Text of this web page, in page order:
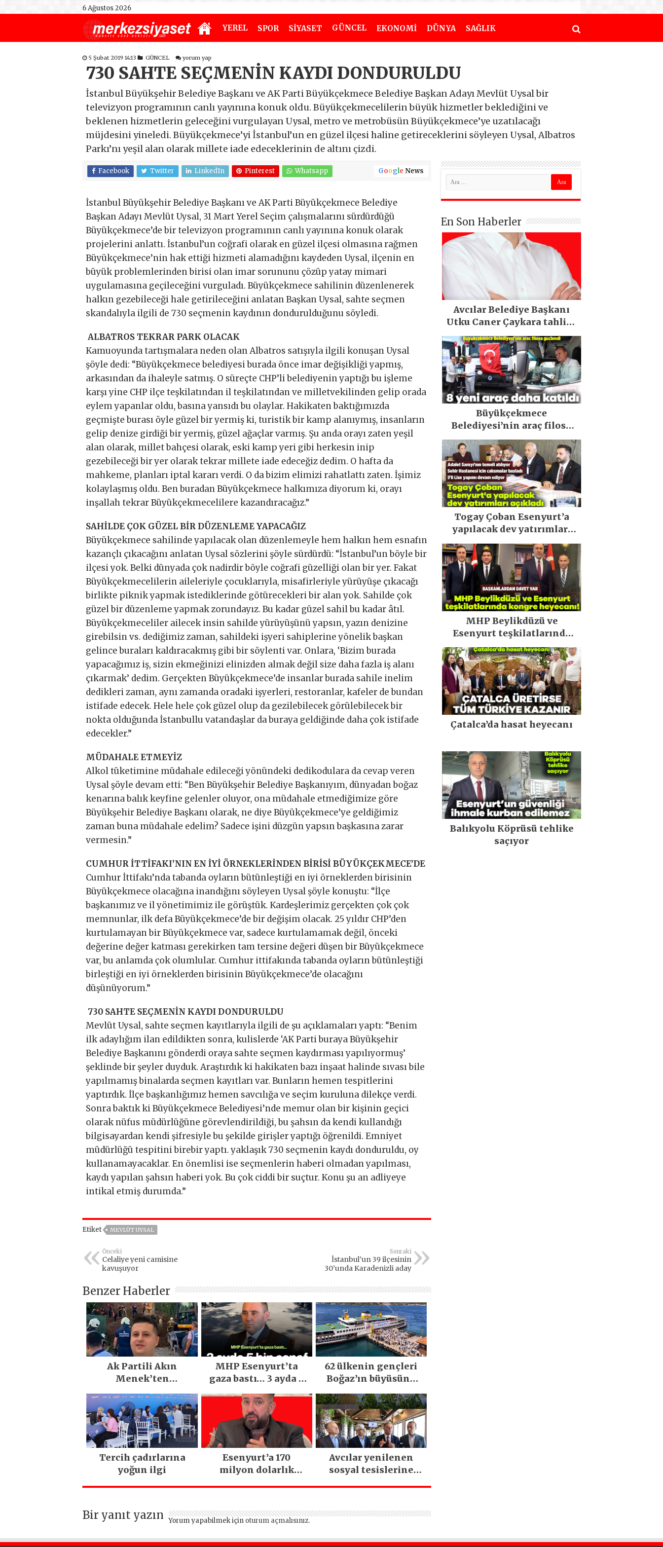
6 Ağustos 2026
YEREL SPOR SİYASET GÜNCEL EKONOMİ DÜNYA SAĞLIK
5 Şubat 2019 14:13 GÜNCEL yorum yap
730 SAHTE SEÇMENİN KAYDI DONDURULDU
İstanbul Büyükşehir Belediye Başkanı ve AK Parti Büyükçekmece Belediye Başkan Adayı Mevlüt Uysal bir
televizyon programının canlı yayınına konuk oldu. Büyükçekmecelilerin büyük hizmetler beklediğini ve
beklenen hizmetlerin geleceğini vurgulayan Uysal, metro ve metrobüsün Büyükçekmece’ye uzatılacağı
müjdesini yineledi. Büyükçekmece’yi İstanbul’un en güzel ilçesi haline getireceklerini söyleyen Uysal, Albatros
Parkı’nı yeşil alan olarak millete iade edeceklerinin de altını çizdi.
Facebook Twitter LinkedIn Pinterest Whatsapp Google News
İstanbul Büyükşehir Belediye Başkanı ve AK Parti Büyükçekmece Belediye
Başkan Adayı Mevlüt Uysal, 31 Mart Yerel Seçim çalışmalarını sürdürdüğü
Büyükçekmece’de bir televizyon programının canlı yayınına konuk olarak
projelerini anlattı. İstanbul’un coğrafi olarak en güzel ilçesi olmasına rağmen
Büyükçekmece’nin hak ettiği hizmeti alamadığını kaydeden Uysal, ilçenin en
büyük problemlerinden birisi olan imar sorununu çözüp yatay mimari
uygulamasına geçileceğini vurguladı. Büyükçekmece sahilinin düzenlenerek
halkın gezebileceği hale getirileceğini anlatan Başkan Uysal, sahte seçmen
skandalıyla ilgili de 730 seçmenin kaydının dondurulduğunu söyledi.
ALBATROS TEKRAR PARK OLACAK
Kamuoyunda tartışmalara neden olan Albatros satışıyla ilgili konuşan Uysal
şöyle dedi: “Büyükçekmece belediyesi burada önce imar değişikliği yapmış,
arkasından da ihaleyle satmış. O süreçte CHP’li belediyenin yaptığı bu işleme
karşı yine CHP ilçe teşkilatından il teşkilatından ve milletvekilinden gelip orada
eylem yapanlar oldu, basına yansıdı bu olaylar. Hakikaten baktığımızda
geçmişte burası öyle güzel bir yermiş ki, turistik bir kamp alanıymış, insanların
gelip denize girdiği bir yermiş, güzel ağaçlar varmış. Şu anda orayı zaten yeşil
alan olarak, millet bahçesi olarak, eski kamp yeri gibi herkesin inip
gezebileceği bir yer olarak tekrar millete iade edeceğiz dedim. O hafta da
mahkeme, planları iptal kararı verdi. O da bizim elimizi rahatlattı zaten. İşimiz
kolaylaşmış oldu. Ben buradan Büyükçekmece halkımıza diyorum ki, orayı
inşallah tekrar Büyükçekmecelilere kazandıracağız.”
SAHİLDE ÇOK GÜZEL BİR DÜZENLEME YAPACAĞIZ
Büyükçekmece sahilinde yapılacak olan düzenlemeyle hem halkın hem esnafın
kazançlı çıkacağını anlatan Uysal sözlerini şöyle sürdürdü: “İstanbul’un böyle bir
ilçesi yok. Belki dünyada çok nadirdir böyle coğrafi güzelliği olan bir yer. Fakat
Büyükçekmecelilerin aileleriyle çocuklarıyla, misafirleriyle yürüyüşe çıkacağı
birlikte piknik yapmak istediklerinde götürecekleri bir alan yok. Sahilde çok
güzel bir düzenleme yapmak zorundayız. Bu kadar güzel sahil bu kadar âtıl.
Büyükçekmeceliler ailecek insin sahilde yürüyüşünü yapsın, yazın denizine
girebilsin vs. dediğimiz zaman, sahildeki işyeri sahiplerine yönelik başkan
gelince buraları kaldıracakmış gibi bir söylenti var. Onlara, ‘Bizim burada
yapacağımız iş, sizin ekmeğinizi elinizden almak değil size daha fazla iş alanı
çıkarmak’ dedim. Gerçekten Büyükçekmece’de insanlar burada sahile inelim
dedikleri zaman, aynı zamanda oradaki işyerleri, restoranlar, kafeler de bundan
istifade edecek. Hele hele çok güzel olup da gezilebilecek görülebilecek bir
nokta olduğunda İstanbullu vatandaşlar da buraya geldiğinde daha çok istifade
edecekler.”
MÜDAHALE ETMEYİZ
Alkol tüketimine müdahale edileceği yönündeki dedikodulara da cevap veren
Uysal şöyle devam etti: “Ben Büyükşehir Belediye Başkanıyım, dünyadan boğaz
kenarına balık keyfine gelenler oluyor, ona müdahale etmediğimize göre
Büyükşehir Belediye Başkanı olarak, ne diye Büyükçekmece’ye geldiğimiz
zaman buna müdahale edelim? Sadece işini düzgün yapsın başkasına zarar
vermesin.”
CUMHUR İTTİFAKI’NIN EN İYİ ÖRNEKLERİNDEN BİRİSİ BÜYÜKÇEKMECE’DE
Cumhur İttifakı’nda tabanda oyların bütünleştiği en iyi örneklerden birisinin
Büyükçekmece olacağına inandığını söyleyen Uysal şöyle konuştu: “İlçe
başkanımız ve il yönetimimiz ile görüştük. Kardeşlerimiz gerçekten çok çok
memnunlar, ilk defa Büyükçekmece’de bir değişim olacak. 25 yıldır CHP’den
kurtulamayan bir Büyükçekmece var, sadece kurtulamamak değil, önceki
değerine değer katması gerekirken tam tersine değeri düşen bir Büyükçekmece
var, bu anlamda çok olumlular. Cumhur ittifakında tabanda oyların bütünleştiği
birleştiği en iyi örneklerden birisinin Büyükçekmece’de olacağını
düşünüyorum.”
730 SAHTE SEÇMENİN KAYDI DONDURULDU
Mevlüt Uysal, sahte seçmen kayıtlarıyla ilgili de şu açıklamaları yaptı: “Benim
ilk adaylığım ilan edildikten sonra, kulislerde ‘AK Parti buraya Büyükşehir
Belediye Başkanını gönderdi oraya sahte seçmen kaydırması yapılıyormuş’
şeklinde bir şeyler duyduk. Araştırdık ki hakikaten bazı inşaat halinde sıvası bile
yapılmamış binalarda seçmen kayıtları var. Bunların hemen tespitlerini
yaptırdık. İlçe başkanlığımız hemen savcılığa ve seçim kuruluna dilekçe verdi.
Sonra baktık ki Büyükçekmece Belediyesi’nde memur olan bir kişinin geçici
olarak nüfus müdürlüğüne görevlendirildiği, bu şahsın da kendi kullandığı
bilgisayardan kendi şifresiyle bu şekilde girişler yaptığı öğrenildi. Emniyet
müdürlüğü tespitini birebir yaptı. yaklaşık 730 seçmenin kaydı donduruldu, oy
kullanamayacaklar. En önemlisi ise seçmenlerin haberi olmadan yapılması,
kaydı yapılan şahsın haberi yok. Bu çok ciddi bir suçtur. Konu şu an adliyeye
intikal etmiş durumda.”
Etiket MEVLÜT UYSAL
Önceki
Celaliye yeni camisine
kavuşuyor
Sonraki
İstanbul’un 39 ilçesinin
30’unda Karadenizli aday
Benzer Haberler
Ak Partili Akın
Menek’ten
heyelan sonrası
kritik uyarı
MHP Esenyurt’ta
gaza bastı… 3 ayda 5
edildi
62 ülkenin gençleri
Boğaz’ın büyüsüne
Tercih çadırlarına
yoğun ilgi
Esenyurt’a 170
milyon dolarlık
Avcılar yenilenen
sosyal tesislerine
Bir yanıt yazın Yorum yapabilmek için oturum açmalısınız.
En Son Haberler
Avcılar Belediye Başkanı
Utku Caner Çaykara tahliye
edildi
Büyükçekmece
Belediyesi’nin araç filosu
güçlendi
Togay Çoban Esenyurt’a
yapılacak dev yatırımları
açıkladı
MHP Beylikdüzü ve
Esenyurt teşkilatlarında
kongre heyecanı!
Çatalca’da hasat heyecanı
Balıkyolu Köprüsü tehlike
saçıyor